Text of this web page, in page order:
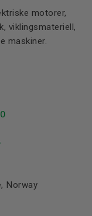
motorer,
viklingsmateriell,
maskiner.
Norway